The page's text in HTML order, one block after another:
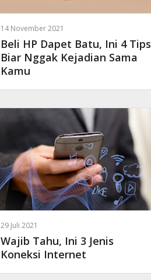
14 November 2021
Beli HP Dapet Batu, Ini 4 Tips
Biar Nggak Kejadian Sama
Kamu
29 Juli 2021
Wajib Tahu, Ini 3 Jenis
Koneksi Internet